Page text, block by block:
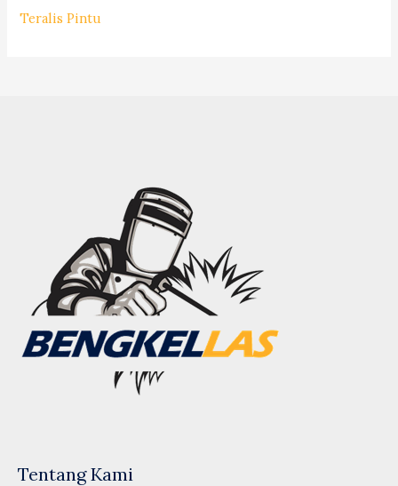
Teralis Pintu
Tentang Kami